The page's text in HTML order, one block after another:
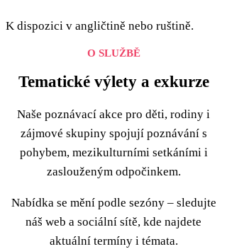
K dispozici v angličtině nebo ruštině.
O SLUŽBĚ
Tematické výlety a exkurze
Naše poznávací akce pro děti, rodiny i
zájmové skupiny spojují poznávání s
pohybem, mezikulturními setkáními i
zaslouženým odpočinkem.
Nabídka se mění podle sezóny – sledujte
náš web a sociální sítě, kde najdete
aktuální termíny i témata.